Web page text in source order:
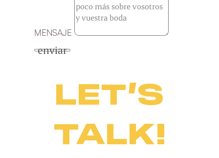
MENSAJE
enviar
LET’S
TALK!